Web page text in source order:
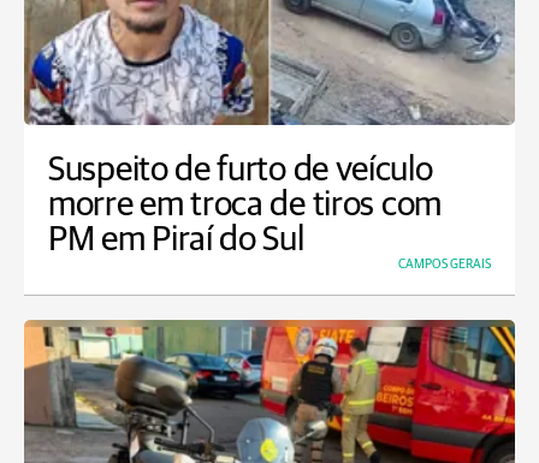
Suspeito de furto de veículo
morre em troca de tiros com
PM em Piraí do Sul
CAMPOS GERAIS